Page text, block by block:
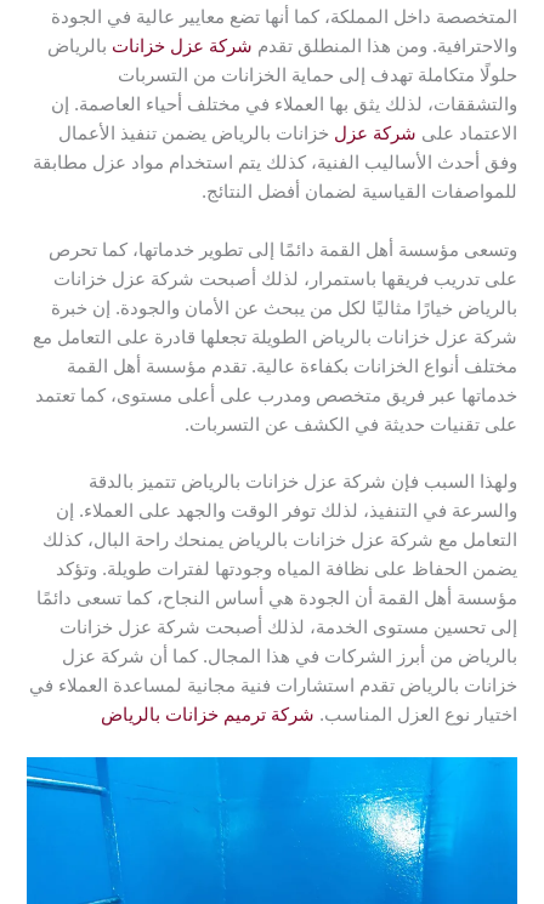
المتخصصة داخل المملكة، كما أنها تضع معايير عالية في الجودة
والاحترافية. ومن هذا المنطلق تقدم شركة عزل خزانات بالرياض
حلولًا متكاملة تهدف إلى حماية الخزانات من التسربات
والتشققات، لذلك يثق بها العملاء في مختلف أحياء العاصمة. إن
الاعتماد على شركة عزل خزانات بالرياض يضمن تنفيذ الأعمال
وفق أحدث الأساليب الفنية، كذلك يتم استخدام مواد عزل مطابقة
للمواصفات القياسية لضمان أفضل النتائج.
وتسعى مؤسسة أهل القمة دائمًا إلى تطوير خدماتها، كما تحرص
على تدريب فريقها باستمرار، لذلك أصبحت شركة عزل خزانات
بالرياض خيارًا مثاليًا لكل من يبحث عن الأمان والجودة. إن خبرة
شركة عزل خزانات بالرياض الطويلة تجعلها قادرة على التعامل مع
مختلف أنواع الخزانات بكفاءة عالية. تقدم مؤسسة أهل القمة
خدماتها عبر فريق متخصص ومدرب على أعلى مستوى، كما تعتمد
على تقنيات حديثة في الكشف عن التسربات.
ولهذا السبب فإن شركة عزل خزانات بالرياض تتميز بالدقة
والسرعة في التنفيذ، لذلك توفر الوقت والجهد على العملاء. إن
التعامل مع شركة عزل خزانات بالرياض يمنحك راحة البال، كذلك
يضمن الحفاظ على نظافة المياه وجودتها لفترات طويلة. وتؤكد
مؤسسة أهل القمة أن الجودة هي أساس النجاح، كما تسعى دائمًا
إلى تحسين مستوى الخدمة، لذلك أصبحت شركة عزل خزانات
بالرياض من أبرز الشركات في هذا المجال. كما أن شركة عزل
خزانات بالرياض تقدم استشارات فنية مجانية لمساعدة العملاء في
اختيار نوع العزل المناسب. شركة ترميم خزانات بالرياض